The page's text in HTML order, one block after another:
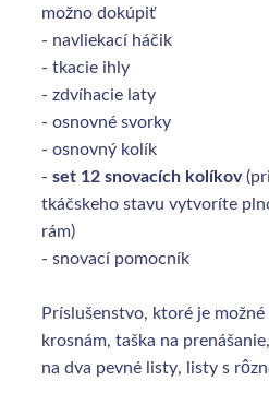
možno dokúpiť
- navliekací háčik
- tkacie ihly
- zdvíhacie laty
- osnovné svorky
- osnovný kolík
- set 12 snovacích kolíkov
tkáčskeho stavu vytvoríte
rám)
- snovací pomocník
Príslušenstvo, ktoré je
krosnám, taška na
na dva pevné listy, listy s